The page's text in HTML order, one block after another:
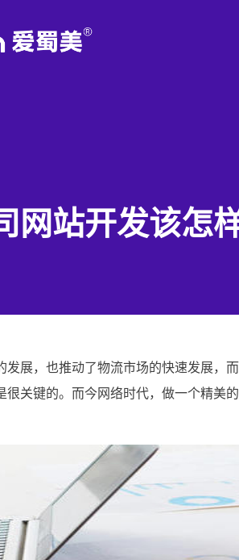
网站开发该怎
，也推动了物流市场的快速发展，
很关键的。而今网络时代，做一个精美